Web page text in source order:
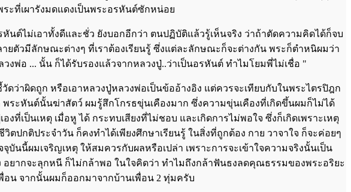
ระที่เผารังมดแดงเป็นพระอรหันต์ซักหน่อย
นต์ไม่เอาทั้งดีและชั่ว ยังบอกอีกว่า ตนปฏิบัติแล้วรู้เห็นจริง ว่าถ้าตัดความคิดได้ก็จบ
ตัวมีลักษณะต่างๆ ที่เราต้องเรียนรู้ ซึ่งแต่ละลักษณะก็จะต่างกัน พระก็ตำหนิผมว่า
พ่อ ... นั้น ก็ได้รับรองแล้วจากหลวงปู่..ว่าเป็นอรหันต์ ทำไมโยมพี่ไม่เชื่อ "
าผิดถูก หรือเอาหลวงปู่หลวงพ่อเป็นข้ออ้างอิง แต่ควรจะเทียบกับในพระไตรปิฎก
ระหันต์นั้นฆ่าสัตว์ ผมรู้สึกโกรธขุ่นเคืองมาก ซึ่งความขุ่นเคืองที่เกิดขึ้นผมก็ไม่ได้
เป็นเหตุ เมื่อหู ได้ กระทบเสียงที่ไม่ชอบ และเกิดการไม่พอใจ ซึ่งก็เกิดเพราะเหตุ
กติประจำวัน ก็คงทำได้เพียงศึกษาเรียนรู้ ในสิ่งที่ถูกต้อง กาย วาจาใจ ก็จะค่อยๆ
นนี้ผมเจริญเหตุ ให้สมควรกับผลหรือเปล่า เพราะการจะเข้าใจความจริงนั้นเป็น
ยากจะลุกหนี ก็ไม่กล้าพอ ในใจคิดว่า ทำไมถึงกล้าฟันธงลดคุณธรรมของพระอริยะ
อน จากนั้นผมก็ออกมาจากบ้านเพื่อน 2 ทุ่มครับ